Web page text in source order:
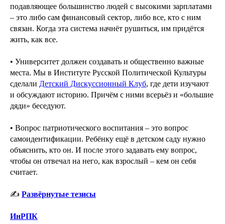
подавляющее большинство людей с высокими зарплатами
– это либо сам финансовый сектор, либо все, кто с ним
связан. Когда эта система начнёт рушиться, им придётся
жить, как все.
• Университет должен создавать и общественно важные
места. Мы в Институте Русской Политической Культуры
сделали Детский Дискуссионный Клуб, где дети изучают
и обсуждают историю. Причём с ними всерьёз и «большие
дяди» беседуют.
• Вопрос патриотического воспитания – это вопрос
самоидентификации. Ребёнку ещё в детском саду нужно
объяснить, кто он. И после этого задавать ему вопрос,
чтобы он отвечал на него, как взрослый – кем он себя
считает.
✍️ Развёрнутые тезисы
ИнРПК